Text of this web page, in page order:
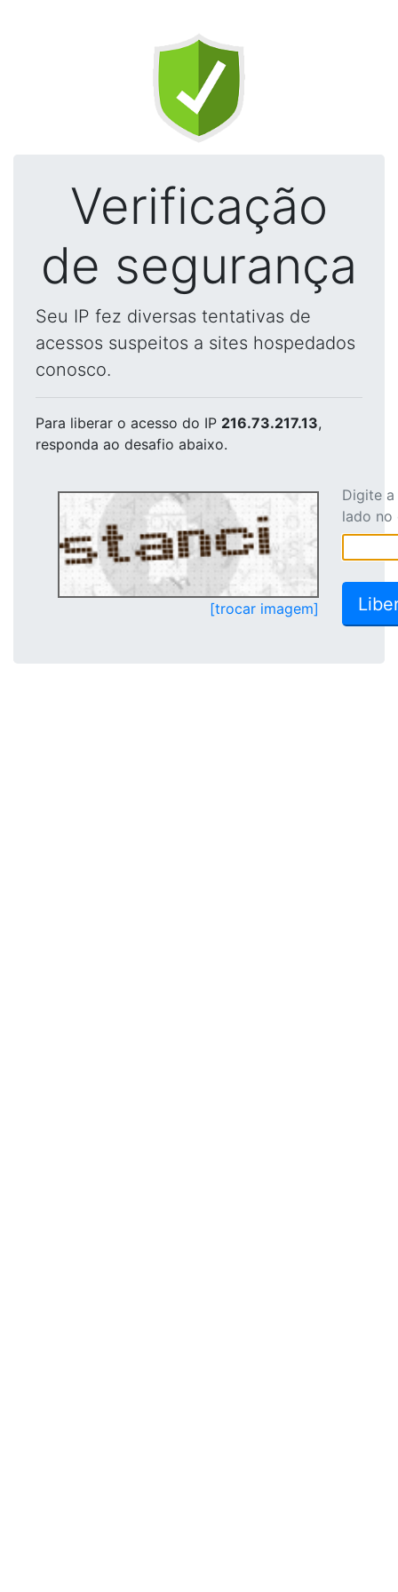
Verificação
de segurança
Seu IP fez diversas tentativas de
acessos suspeitos a sites hospedados
conosco.
Para liberar o acesso do IP 216.73.217.13,
responda ao desafio abaixo.
[trocar imagem]
Digite
lado no